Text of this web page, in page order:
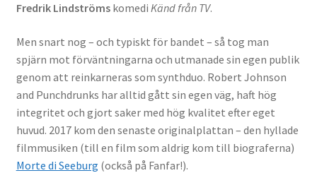
Fredrik Lindströmskomedi Känd från TV.
Men snart nog – och typiskt för bandet – så tog man
spjärn mot förväntningarna och utmanade sin egen publik
genom att reinkarneras som synthduo. Robert Johnson
and Punchdrunks har alltid gått sin egen väg, haft hög
integritet och gjort saker med hög kvalitet efter eget
huvud. 2017 kom den senaste originalplattan – den hyllade
filmmusiken (till en film som aldrig kom till biograferna)
Morte di Seeburg (också på Fanfar!).